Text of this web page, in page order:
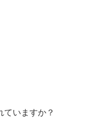
ていますか？